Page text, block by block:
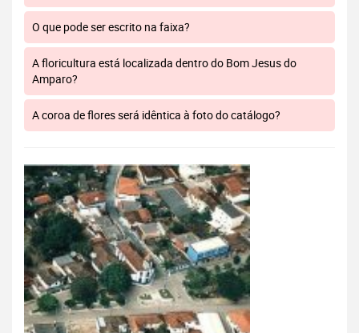
O que pode ser escrito na faixa?
A floricultura está localizada dentro do Bom Jesus do
Amparo?
A coroa de flores será idêntica à foto do catálogo?